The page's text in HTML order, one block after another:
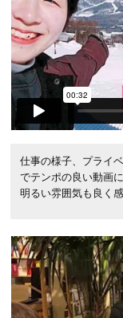
仕事の様子、プライ
でテンポの良い動画
明るい雰囲気も良く